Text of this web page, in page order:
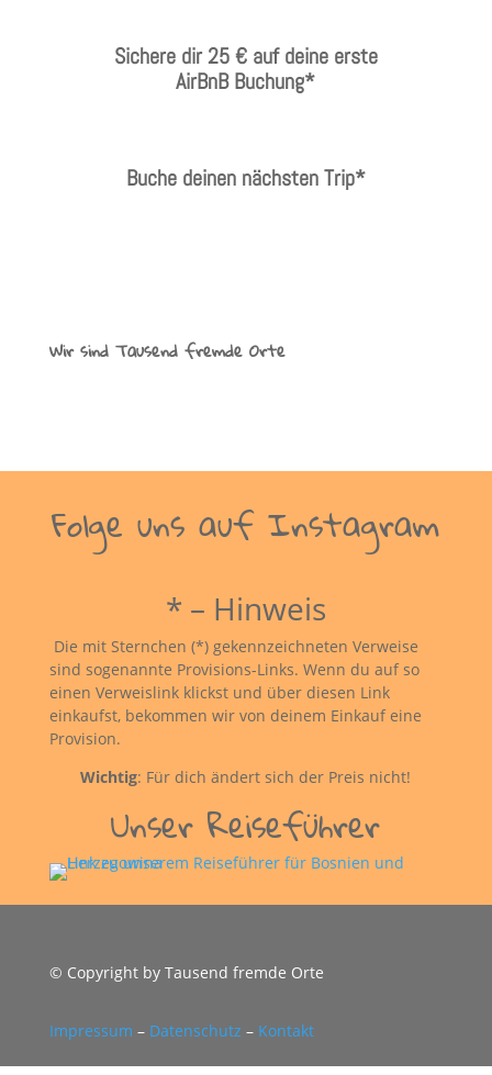
Sichere dir 25 € auf deine erste
AirBnB Buchung*
Buche deinen nächsten Trip*
Wir sind Tausend fremde Orte
Folge uns auf Instagram
* – Hinweis
Die mit Sternchen (*) gekennzeichneten Verweise
sind sogenannte Provisions-Links. Wenn du auf so
einen Verweislink klickst und über diesen Link
einkaufst, bekommen wir von deinem Einkauf eine
Provision.
Wichtig: Für dich ändert sich der Preis nicht!
Unser Reiseführer
© Copyright by Tausend fremde Orte
Impressum – Datenschutz – Kontakt